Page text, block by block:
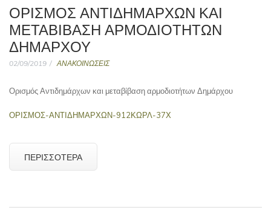
ΟΡΙΣΜΌΣ ΑΝΤΙΔΗΜΆΡΧΩΝ ΚΑΙ
ΜΕΤΑΒΊΒΑΣΗ ΑΡΜΟΔΙΟΤΉΤΩΝ
ΔΗΜΆΡΧΟΥ
02/09/2019 ΑΝΑΚΟΙΝΩΣΕΙΣ
Ορισμός Αντιδημάρχων και μεταβίβαση αρμοδιοτήτων Δημάρχου
ΟΡΙΣΜΟΣ-ΑΝΤΙΔΗΜΑΡΧΩΝ-912ΚΩΡΛ-37Χ
ΠΕΡΙΣΣΌΤΕΡΑ